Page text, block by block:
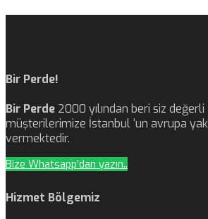
Bir Perde!
Bir Perde 2000 yılından beri siz değerli
müşterilerimize İstanbul ‘un avrupa
vermektedir.
Bize Whatsapp'dan yazın..
Hizmet Bölgemiz